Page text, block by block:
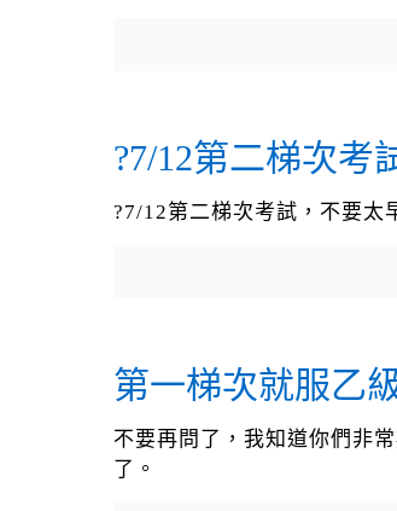
?7/12第二梯次考
?7/12第二梯次考試，不要太
第一梯次就服乙
不要再問了，我知道你們非
了。